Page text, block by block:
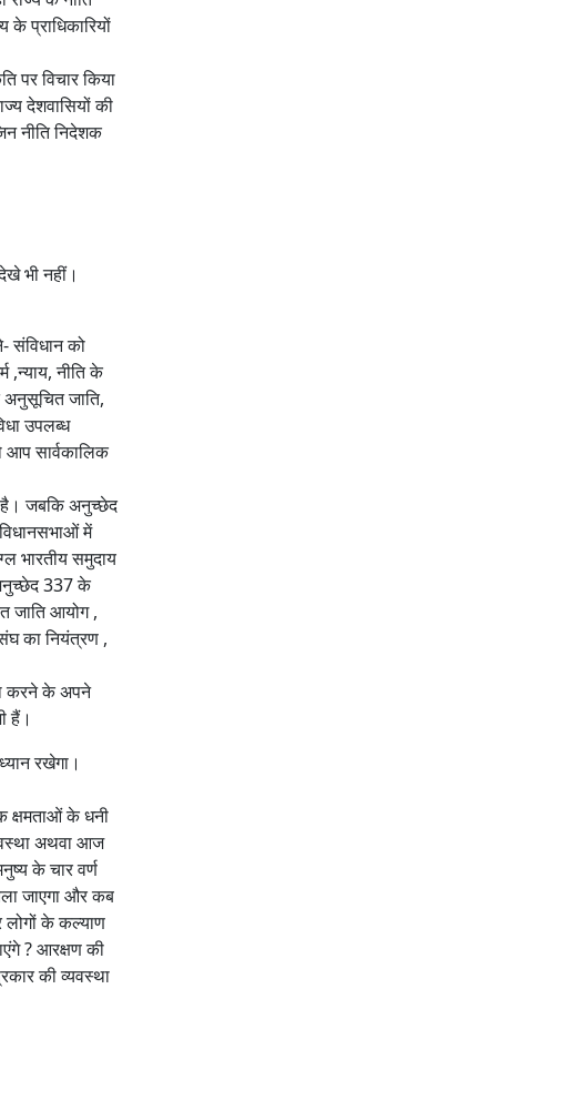
के प्राधिकारियों
पर विचार किया
देशवासियों की
नीति निदेशक
भी नहीं।
संविधान को
,न्याय, नीति के
जाति,
उपलब्ध
आप सार्वकालिक
है। जबकि अनुच्छेद
में
भारतीय समुदाय
337 के
जाति आयोग ,
का नियंत्रण ,
करने के अपने
हैं।
रखेगा।
क्षमताओं के धनी
अथवा आज
के चार वर्ण
जाएगा और कब
लोगों के कल्याण
? आरक्षण की
की व्यवस्था